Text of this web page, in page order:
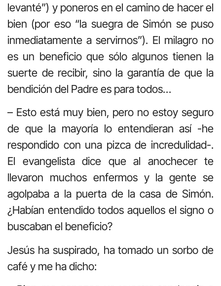
levanté”) y poneros en el camino de hacer el
bien (por eso “la suegra de Simón se puso
inmediatamente a servirnos”). El milagro no
es un beneficio que sólo algunos tienen la
suerte de recibir, sino la garantía de que la
bendición del Padre es para todos…
– Esto está muy bien, pero no estoy seguro
de que la mayoría lo entendieran así -he
respondido con una pizca de incredulidad-.
El evangelista dice que al anochecer te
llevaron muchos enfermos y la gente se
agolpaba a la puerta de la casa de Simón.
¿Habían entendido todos aquellos el signo o
buscaban el beneficio?
Jesús ha suspirado, ha tomado un sorbo de
café y me ha dicho: